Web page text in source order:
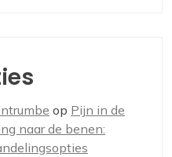
op Pijn in de
naar de benen: